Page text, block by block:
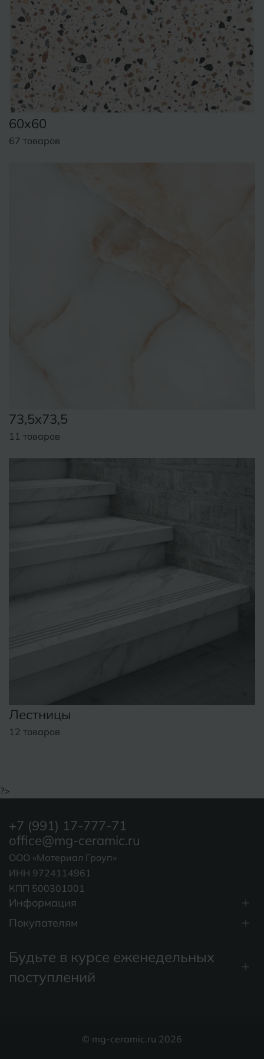
60x60
67 товаров
73,5x73,5
11 товаров
Лестницы
12 товаров
?>
Информация
Покупателям
+7 (991) 17-777-71
office@mg-ceramic.ru
ООО «Материал Гроуп»
ИНН 9724114961
КПП 500301001
Будьте в курсе еженедельных
поступлений
© mg-ceramic.ru 2026